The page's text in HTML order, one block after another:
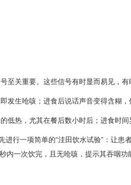
至关重要。这些信号有时显而易见，有
发生呛咳；进食后说话声音变得含糊
低热，尤其在餐后数小时后；进食时
进行一项简单的“洼田饮水试验”：让
内一次饮完，且无呛咳，提示其吞咽